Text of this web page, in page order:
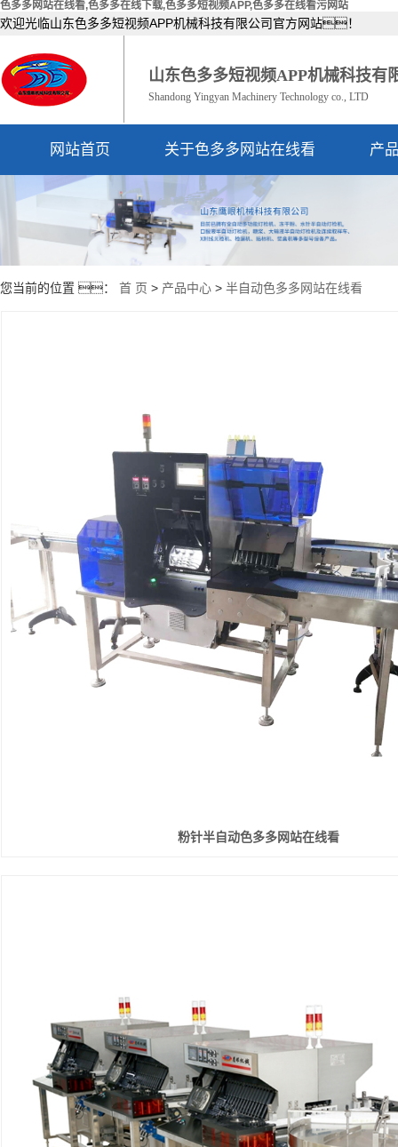
色多多网站在线看,色多多在线下载,色多多短视频APP,色多多在线看污网站
欢迎光临山东色多多短视频APP机械科技有限公司官方网站！
山东色多多短视频APP机械科技有
Shandong Yingyan Machinery Technology co., LTD
网站首页 关于色多多网站在线看
公司简介
资质荣誉
产
您当前的位置 ： 首 页 > 产品中心 > 半自动色多多网站在线看
粉针半自动色多多网站在线看